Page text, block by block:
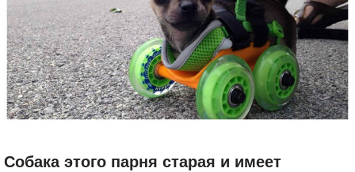
Собака этого парня старая и имеет